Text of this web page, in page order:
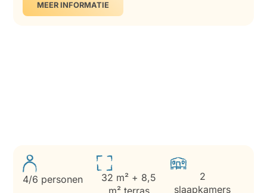
MEER INFORMATIE
4/6 personen
32 m² + 8,5
m² terras
2
slaapkamers